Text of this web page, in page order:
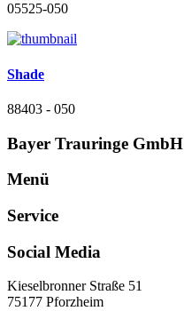
05525-050
Shade
88403 - 050
Bayer Trauringe GmbH
Menü
Service
Social Media
Kieselbronner Straße 51
75177 Pforzheim